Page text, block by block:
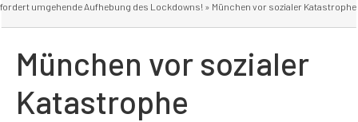
fordert umgehende Aufhebung des Lockdowns! » München vor sozialer Katastrophe
München vor sozialer
Katastrophe